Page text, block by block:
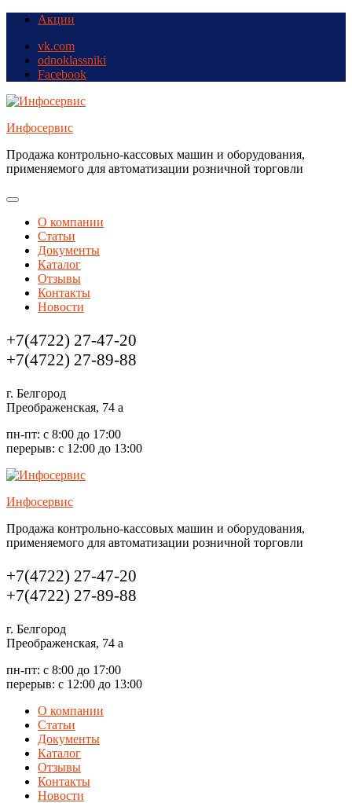
Skip
navigation
Skip
content
Акции
vk.com
odnoklassniki
Facebook
Инфосервис
Продажа контрольно-кассовых машин и оборудования,
применяемого для автоматизации розничной торговли
Toggle
Primary
menu О компании
Статьи
Документы
Каталог
Отзывы
Контакты
Новости
Call
us
+7(4722) 27-47-20
+7(4722) 27-89-88
г. Белгород
Преображенская, 74 а
пн-пт: с 8:00 до 17:00
перерыв: с 12:00 до 13:00
Инфосервис
Продажа контрольно-кассовых машин и оборудования,
применяемого для автоматизации розничной торговли
Call
us
+7(4722) 27-47-20
+7(4722) 27-89-88
г. Белгород
Преображенская, 74 а
пн-пт: с 8:00 до 17:00
перерыв: с 12:00 до 13:00
О компании
Статьи
Документы
Каталог
Отзывы
Контакты
Новости